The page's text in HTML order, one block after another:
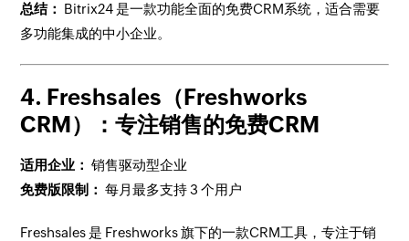
总结： Bitrix24 是一款功能全面的免费CRM系统，适合需要
多功能集成的中小企业。
4. Freshsales（Freshworks
CRM）：专注销售的免费CRM
适用企业： 销售驱动型企业
免费版限制： 每月最多支持 3 个用户
Freshsales 是 Freshworks 旗下的一款CRM工具，专注于销